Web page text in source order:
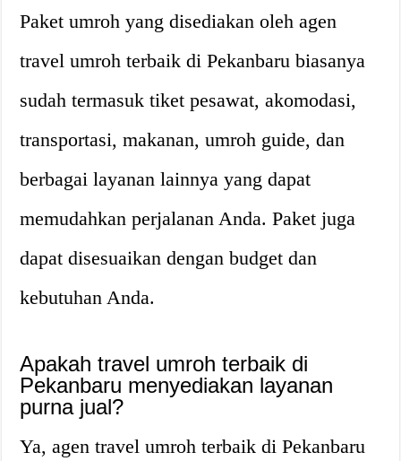
Paket umroh yang disediakan oleh agen
travel umroh terbaik di Pekanbaru biasanya
sudah termasuk tiket pesawat, akomodasi,
transportasi, makanan, umroh guide, dan
berbagai layanan lainnya yang dapat
memudahkan perjalanan Anda. Paket juga
dapat disesuaikan dengan budget dan
kebutuhan Anda.
Apakah travel umroh terbaik di
Pekanbaru menyediakan layanan
purna jual?
Ya, agen travel umroh terbaik di Pekanbaru